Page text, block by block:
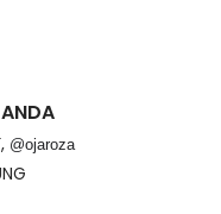
ANDA
, @ojaroza